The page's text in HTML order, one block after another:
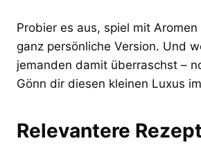
Probier es aus, spiel mit
ganz persönliche Version. Und
jemanden damit überraschst –
Gönn dir diesen kleinen Luxus
Relevantere